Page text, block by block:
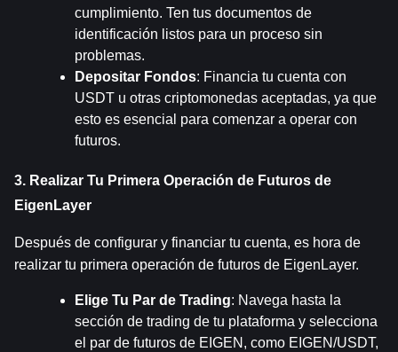
cumplimiento. Ten tus documentos de
identificación listos para un proceso sin
problemas.
Depositar Fondos: Financia tu cuenta con
USDT u otras criptomonedas aceptadas, ya que
esto es esencial para comenzar a operar con
futuros.
3. Realizar Tu Primera Operación de Futuros de
EigenLayer
Después de configurar y financiar tu cuenta, es hora de
realizar tu primera operación de futuros de EigenLayer.
Elige Tu Par de Trading: Navega hasta la
sección de trading de tu plataforma y selecciona
el par de futuros de EIGEN, como EIGEN/USDT,